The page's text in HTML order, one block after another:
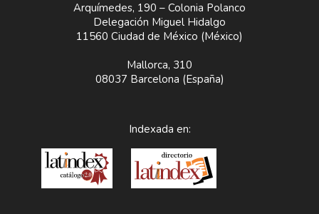
Arquímedes, 190 – Colonia Polanco
Delegación Miguel Hidalgo
11560 Ciudad de México (México)
Mallorca, 310
08037 Barcelona (España)
Indexada en: